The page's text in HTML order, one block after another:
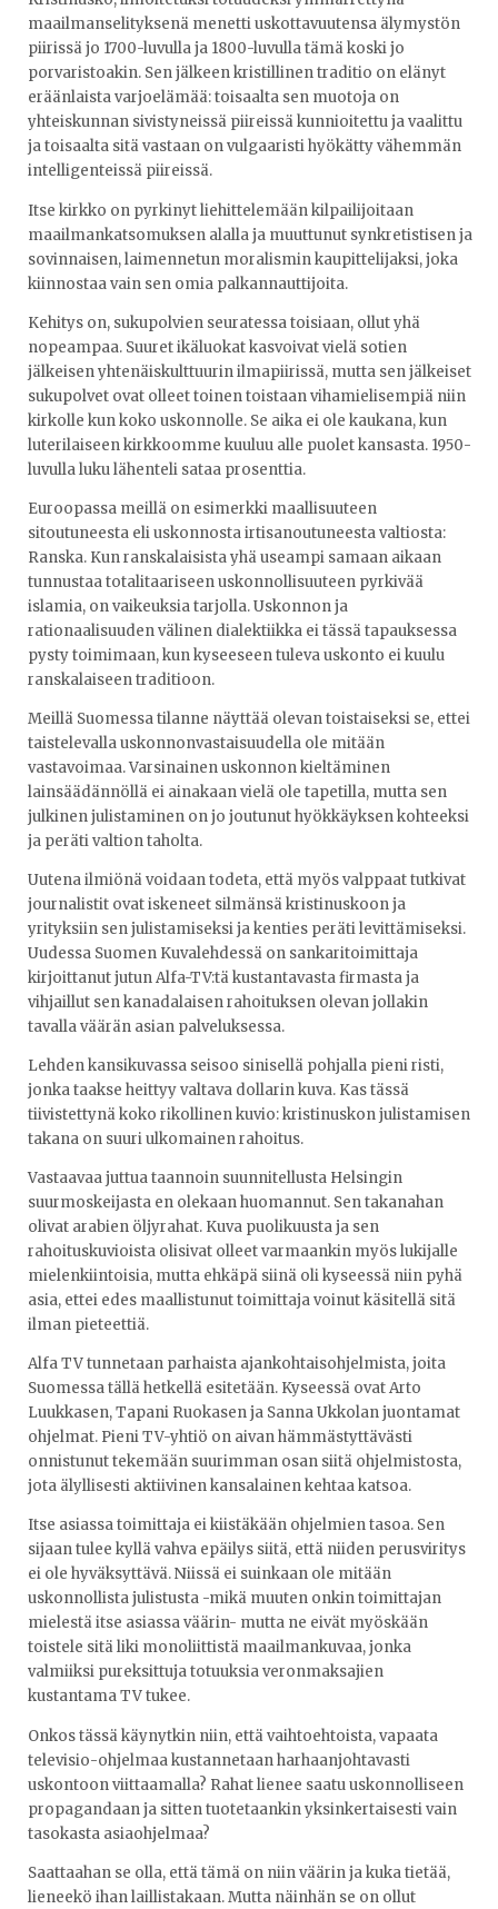
maailmanselityksenä menetti uskottavuutensa älymystön
piirissä jo 1700-luvulla ja 1800-luvulla tämä koski jo
porvaristoakin. Sen jälkeen kristillinen traditio on elänyt
eräänlaista varjoelämää: toisaalta sen muotoja on
yhteiskunnan sivistyneissä piireissä kunnioitettu ja vaalittu
ja toisaalta sitä vastaan on vulgaaristi hyökätty vähemmän
intelligenteissä piireissä.
Itse kirkko on pyrkinyt liehittelemään kilpailijoitaan
maailmankatsomuksen alalla ja muuttunut synkretistisen ja
sovinnaisen, laimennetun moralismin kaupittelijaksi, joka
kiinnostaa vain sen omia palkannauttijoita.
Kehitys on, sukupolvien seuratessa toisiaan, ollut yhä
nopeampaa. Suuret ikäluokat kasvoivat vielä sotien
jälkeisen yhtenäiskulttuurin ilmapiirissä, mutta sen jälkeiset
sukupolvet ovat olleet toinen toistaan vihamielisempiä niin
kirkolle kun koko uskonnolle. Se aika ei ole kaukana, kun
luterilaiseen kirkkoomme kuuluu alle puolet kansasta. 1950-
luvulla luku lähenteli sataa prosenttia.
Euroopassa meillä on esimerkki maallisuuteen
sitoutuneesta eli uskonnosta irtisanoutuneesta valtiosta:
Ranska. Kun ranskalaisista yhä useampi samaan aikaan
tunnustaa totalitaariseen uskonnollisuuteen pyrkivää
islamia, on vaikeuksia tarjolla. Uskonnon ja
rationaalisuuden välinen dialektiikka ei tässä tapauksessa
pysty toimimaan, kun kyseeseen tuleva uskonto ei kuulu
ranskalaiseen traditioon.
Meillä Suomessa tilanne näyttää olevan toistaiseksi se, ettei
taistelevalla uskonnonvastaisuudella ole mitään
vastavoimaa. Varsinainen uskonnon kieltäminen
lainsäädännöllä ei ainakaan vielä ole tapetilla, mutta sen
julkinen julistaminen on jo joutunut hyökkäyksen kohteeksi
ja peräti valtion taholta.
Uutena ilmiönä voidaan todeta, että myös valppaat tutkivat
journalistit ovat iskeneet silmänsä kristinuskoon ja
yrityksiin sen julistamiseksi ja kenties peräti levittämiseksi.
Uudessa Suomen Kuvalehdessä on sankaritoimittaja
kirjoittanut jutun Alfa-TV:tä kustantavasta firmasta ja
vihjaillut sen kanadalaisen rahoituksen olevan jollakin
tavalla väärän asian palveluksessa.
Lehden kansikuvassa seisoo sinisellä pohjalla pieni risti,
jonka taakse heittyy valtava dollarin kuva. Kas tässä
tiivistettynä koko rikollinen kuvio: kristinuskon julistamisen
takana on suuri ulkomainen rahoitus.
Vastaavaa juttua taannoin suunnitellusta Helsingin
suurmoskeijasta en olekaan huomannut. Sen takanahan
olivat arabien öljyrahat. Kuva puolikuusta ja sen
rahoituskuvioista olisivat olleet varmaankin myös lukijalle
mielenkiintoisia, mutta ehkäpä siinä oli kyseessä niin pyhä
asia, ettei edes maallistunut toimittaja voinut käsitellä sitä
ilman pieteettiä.
Alfa TV tunnetaan parhaista ajankohtaisohjelmista, joita
Suomessa tällä hetkellä esitetään. Kyseessä ovat Arto
Luukkasen, Tapani Ruokasen ja Sanna Ukkolan juontamat
ohjelmat. Pieni TV-yhtiö on aivan hämmästyttävästi
onnistunut tekemään suurimman osan siitä ohjelmistosta,
jota älyllisesti aktiivinen kansalainen kehtaa katsoa.
Itse asiassa toimittaja ei kiistäkään ohjelmien tasoa. Sen
sijaan tulee kyllä vahva epäilys siitä, että niiden perusviritys
ei ole hyväksyttävä. Niissä ei suinkaan ole mitään
uskonnollista julistusta -mikä muuten onkin toimittajan
mielestä itse asiassa väärin- mutta ne eivät myöskään
toistele sitä liki monoliittistä maailmankuvaa, jonka
valmiiksi pureksittuja totuuksia veronmaksajien
kustantama TV tukee.
Onkos tässä käynytkin niin, että vaihtoehtoista, vapaata
televisio-ohjelmaa kustannetaan harhaanjohtavasti
uskontoon viittaamalla? Rahat lienee saatu uskonnolliseen
propagandaan ja sitten tuotetaankin yksinkertaisesti vain
tasokasta asiaohjelmaa?
Saattaahan se olla, että tämä on niin väärin ja kuka tietää,
lieneekö ihan laillistakaan. Mutta näinhän se on ollut